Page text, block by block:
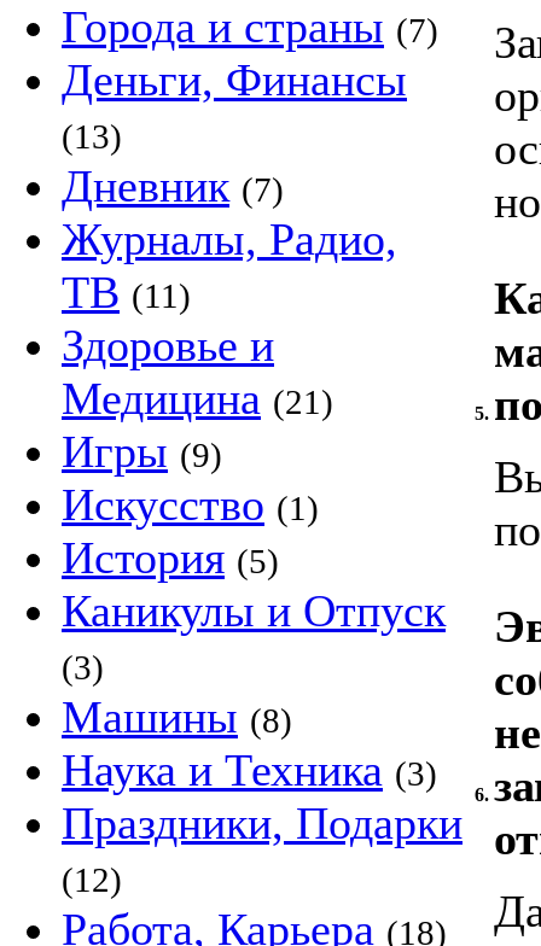
Города и страны (7)
Деньги, Финансы
(13)
Дневник (7)
Журналы, Радио,
ТВ (11)
Здоровье и
Медицина (21)
Игры (9)
Искусство (1)
История (5)
Каникулы и Отпуск
(3)
Машины (8)
Наука и Техника (3)
Праздники, Подарки
(12)
Работа, Карьера (18)
5.
6.